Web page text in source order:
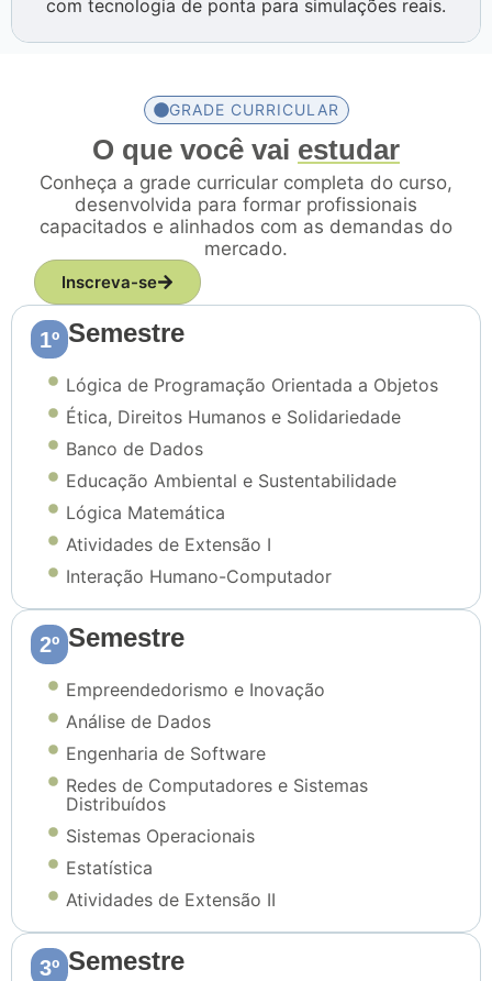
com tecnologia de ponta para simulações reais.
GRADE CURRICULAR
O que você vai estudar
Conheça a grade curricular completa do curso,
desenvolvida para formar profissionais
capacitados e alinhados com as demandas do
mercado.
Inscreva-se
1º Semestre
Lógica de Programação Orientada a Objetos
Ética, Direitos Humanos e Solidariedade
Banco de Dados
Educação Ambiental e Sustentabilidade
Lógica Matemática
Atividades de Extensão I
Interação Humano-Computador
2º Semestre
Empreendedorismo e Inovação
Análise de Dados
Engenharia de Software
Redes de Computadores e Sistemas
Distribuídos
Sistemas Operacionais
Estatística
Atividades de Extensão II
3º Semestre